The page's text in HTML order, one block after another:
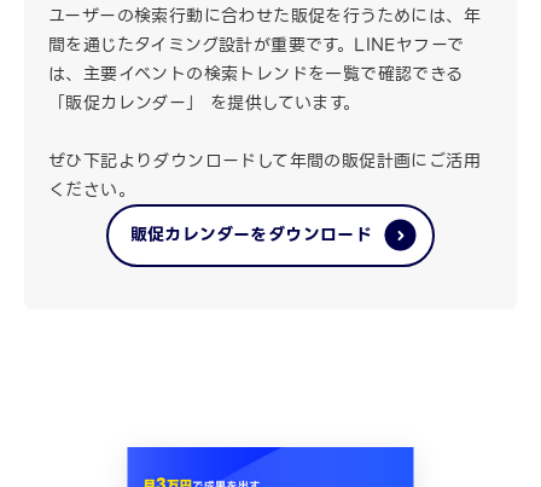
ユーザーの検索行動に合わせた販促を行うためには、年
間を通じたタイミング設計が重要です。LINEヤフーで
は、主要イベントの検索トレンドを一覧で確認できる
「販促カレンダー」 を提供しています。
ぜひ下記よりダウンロードして年間の販促計画にご活用
ください。
販促カレンダーをダウンロード